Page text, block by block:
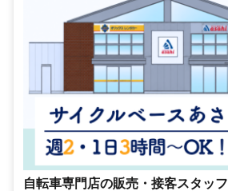
自転車専門店の販売・接客スタッフ